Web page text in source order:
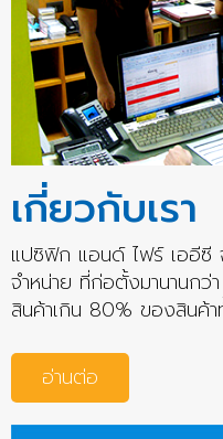
เกี่ยวกับเรา
แปซิฟิก แอนด์ ไฟร์ เออีซี
จำหน่าย ที่ก่อตั้งมานานกว่
สินค้าเกิน 80% ของสินค้
อ่านต่อ